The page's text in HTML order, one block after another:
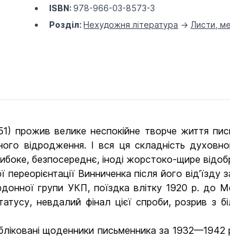
ISBN:978-966-03-8573-3
Розділ:Нехудожня література -> Листи,
прожив велике неспокійне творче життя
відродження. І вся ця складність
безпосереднє, іноді жорстоко-щире
Винничен­ка після його
групи УКП, поїздка влітку 1920 р. до
невдалий фінал цієї спроби, розрив з
щоденники письменника за 1932—1942